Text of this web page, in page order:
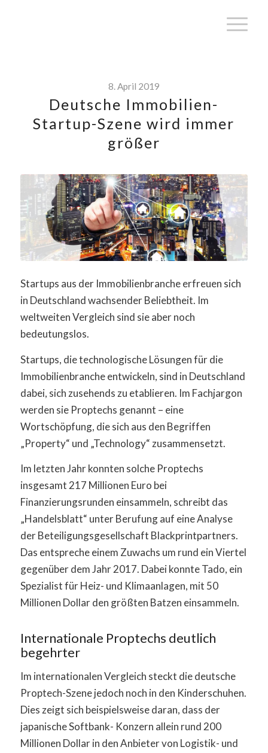
8. April 2019
Deutsche Immobilien-
Startup-Szene wird immer
größer
Startups aus der Immobilienbranche erfreuen sich
in Deutschland wachsender Beliebtheit. Im
weltweiten Vergleich sind sie aber noch
bedeutungslos.
Startups, die technologische Lösungen für die
Immobilienbranche entwickeln, sind in Deutschland
dabei, sich zusehends zu etablieren. Im Fachjargon
werden sie Proptechs genannt – eine
Wortschöpfung, die sich aus den Begriffen
„Property“ und „Technology“ zusammensetzt.
Im letzten Jahr konnten solche Proptechs
insgesamt 217 Millionen Euro bei
Finanzierungsrunden einsammeln, schreibt das
„Handelsblatt“ unter Berufung auf eine Analyse
der Beteiligungsgesellschaft Blackprintpartners.
Das entspreche einem Zuwachs um rund ein Viertel
gegenüber dem Jahr 2017. Dabei konnte Tado, ein
Spezialist für Heiz- und Klimaanlagen, mit 50
Millionen Dollar den größten Batzen einsammeln.
Internationale Proptechs deutlich
begehrter
Im internationalen Vergleich steckt die deutsche
Proptech-Szene jedoch noch in den Kinderschuhen.
Dies zeigt sich beispielsweise daran, dass der
japanische Softbank- Konzern allein rund 200
Millionen Dollar in den Anbieter von Logistik- und